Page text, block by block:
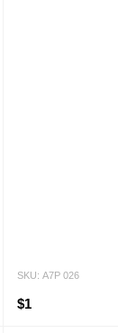
SKU: А7Р 026
$1